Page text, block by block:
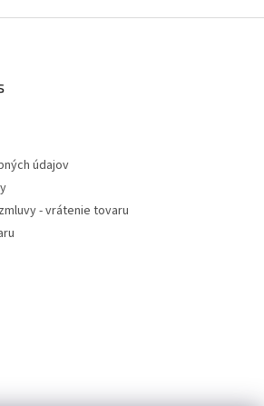
údajov
- vrátenie tovaru